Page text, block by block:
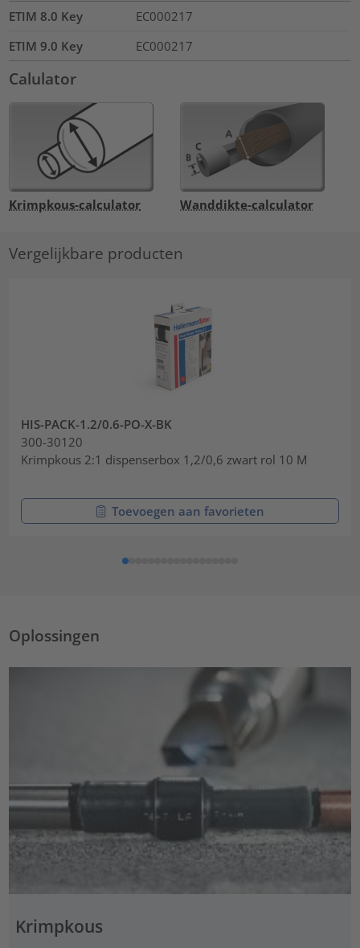
ETIM 8.0 Key
EC000217
ETIM 9.0 Key
EC000217
Calulator
Krimpkous-calculator Wanddikte-calculator
Vergelijkbare producten
HIS-PACK-1.2/0.6-PO-X-BK
300-30120
Krimpkous 2:1 dispenserbox 1,2/0,6 zwart rol 10 M
Toevoegen aan favorieten
Oplossingen
Krimpkous